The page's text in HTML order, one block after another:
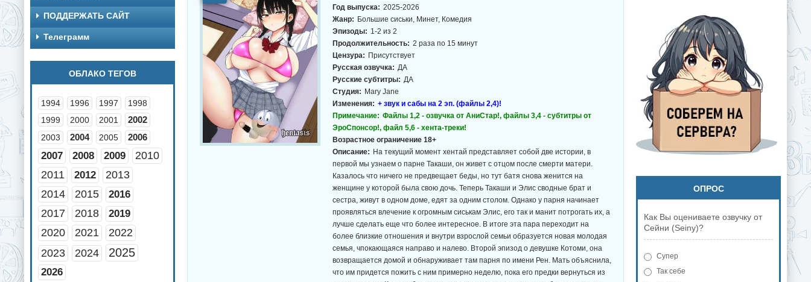
Год выпуска: 2025-2026
Жанр: Большие сиськи, Минет, Комедия
Эпизоды: 1-2 из 2
Продолжительность: 2 раза по 15 минут
Цензура: Присутствует
Русская озвучка: ДА
Русские субтитры: ДА
Студия: Mary Jane
Изменения: + звук и сабы на 2 эп. (файлы 2,4)!
Примечание: Файлы 1,2 - озвучка от АниСтар!, файлы 3,4 - субтитры от
ЭроСпонсор!, файл 5,6 - хента-треки!
Возрастное ограничение 18+
Описание: На текущий момент хентай представляет собой две истории, в
первой мы узнаем о парне Такаши, он живет с отцом после смерти матери.
Казалось что ничего не предвещает беды, но тут батя снова женится на
женщине у которой была свою дочь. Теперь Такаши и Элис сводные брат и
сестра, живут в одном доме, едят за одним столом. Однако у парня начинает
проявляться влечение к огромным сиськам Элис, его так и манит потрогать их, а
лучше сделать еще что более интересное. В итоге эта пара переходит на
более близкие отношения и внутри взрослой семьи образуется новая молодая
семья, чпокающаяся направо и налево. Второй эпизод о девушке Котоми, она
возвращается домой и обнаруживает там парня по имени Рен. Мать объяснила,
что им придется пожить с ним примерно неделю, пока его предки вернуться из
ПОДДЕРЖАТЬ САЙТ
Телеграмм
ОБЛАКО ТЕГОВ
1994 1996 1997
1998
1999
2000 2001 2002
2003 2004 2005 2006
2007 2008 2009
2010
2011
2012
2013
2014
2015 2016
2017 2018 2019
2020 2021
2022
2023
2024 2025
2026
ОПРОС
Как Вы оцениваете озвучку от
Сейни (Seiny)?
Супер
Так себе